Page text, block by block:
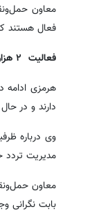
فعال هستند که از روز
فعالیت ۲ هزار تاکسی ون
دارند و در
مدیریت
معاون
بابت نگرانی